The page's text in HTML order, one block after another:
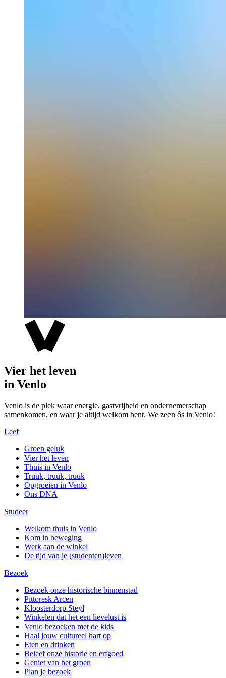
Vier het leven
in Venlo
Venlo is de plek waar energie, gastvrijheid en ondernemerschap
samenkomen, en waar je altijd welkom bent. We zeen ôs in Venlo!
Leef
Groen geluk
Vier het leven
Thuis in Venlo
Truuk, truuk, truuk
Opgroeien in Venlo
Ons DNA
Studeer
Welkom thuis in Venlo
Kom in beweging
Werk aan de winkel
De tijd van je (studenten)leven
Bezoek
Bezoek onze historische binnenstad
Pittoresk Arcen
Kloosterdorp Steyl
Winkelen dat het een lievelust is
Venlo bezoeken met de kids
Haal jouw cultureel hart op
Eten en drinken
Beleef onze historie en erfgoed
Geniet van het groen
Plan je bezoek